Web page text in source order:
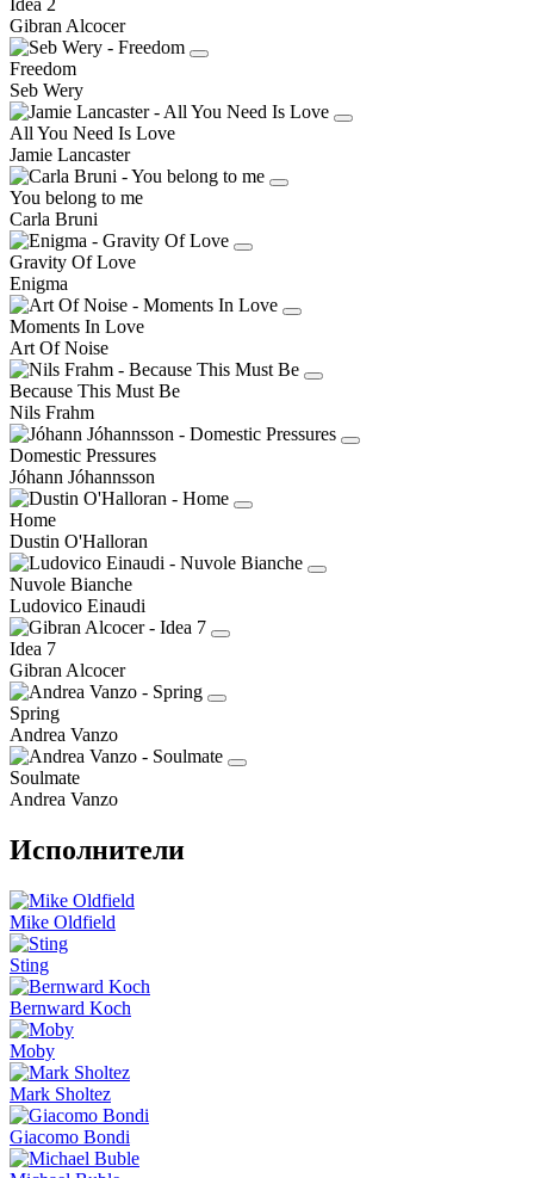
Gibran Alcocer
Freedom
Seb Wery
All You Need Is Love
Jamie Lancaster
You belong to me
Carla Bruni
Gravity Of Love
Enigma
Moments In Love
Art Of Noise
Because This Must Be
Nils Frahm
Domestic Pressures
Jóhann Jóhannsson
Home
Dustin O'Halloran
Nuvole Bianche
Ludovico Einaudi
Idea 7
Gibran Alcocer
Spring
Andrea Vanzo
Soulmate
Andrea Vanzo
Исполнители
Mike Oldfield
Sting
Bernward Koch
Moby
Mark Sholtez
Giacomo Bondi